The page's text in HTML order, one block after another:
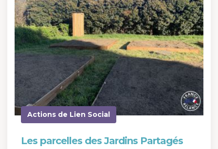
Actions de Lien Social
Les parcelles des Jardins Partagés